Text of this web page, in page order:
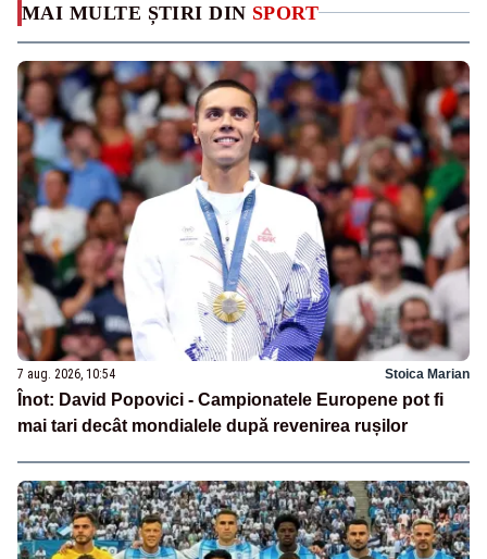
MAI MULTE ȘTIRI DIN SPORT
7 aug. 2026, 10:54 Stoica Marian
Înot: David Popovici - Campionatele Europene pot fi
mai tari decât mondialele după revenirea rușilor